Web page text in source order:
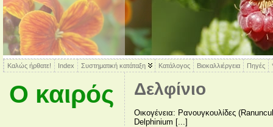
Καλώς ήρθατε! Index Συστηματική κατάταξη Κατάλογος Βιοκαλλιέργεια Πηγές
Ο καιρός Δελφίνιο
Οικογένεια: Ρανουγκουλίδες
Delphinium [...]